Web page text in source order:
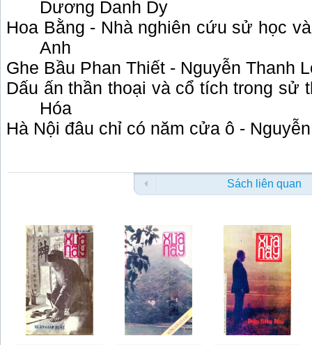
Dương Danh Dy
Hoa Bằng - Nhà nghiên cứu sử học
Anh
Ghe Bầu Phan Thiết - Nguyễn Thanh
Dấu ấn thần thoại và cổ tích trong sử
Hóa
Hà Nội đâu chỉ có năm cửa ô -
Sách liên quan